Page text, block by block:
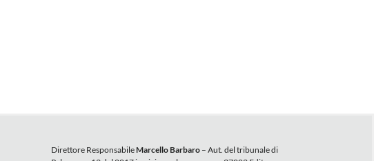
Direttore ResponsabileMarcello Barbaro– Aut. del tribunale di